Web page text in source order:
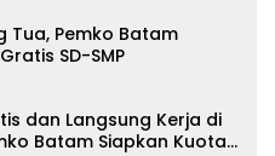
Tua, Pemko Batam
SD-SMP
dan Langsung Kerja di
Batam Siapkan Kuota